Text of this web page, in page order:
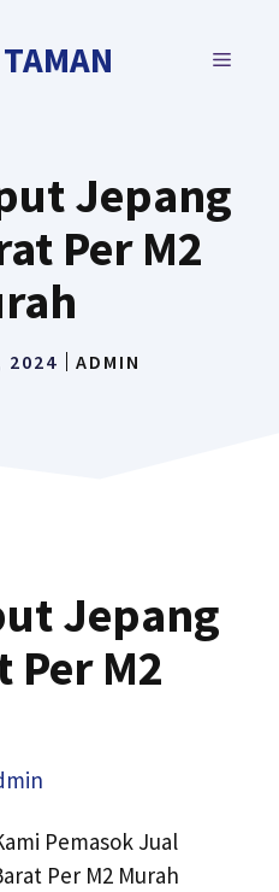
MENU
Jepang
Per M2
2024 ADMIN
Jepang
Per M2
Pemasok Jual
Per M2 Murah